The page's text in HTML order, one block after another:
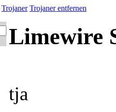
Trojaner Trojaner entfernen
Limewire
tja